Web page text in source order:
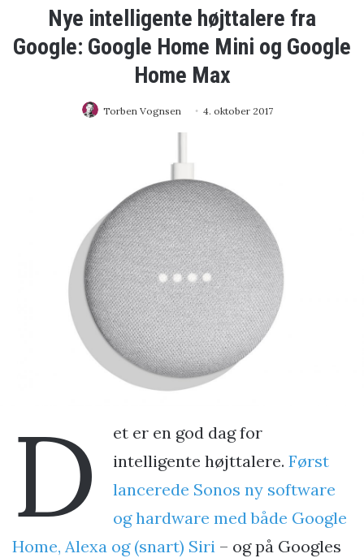
Nye intelligente højttalere fra
Google: Google Home Mini og Google
Home Max
Torben Vognsen 4. oktober 2017
D
et er en god dag for
intelligente højttalere. Først
lancerede Sonos ny software
og hardware med både Google
Home, Alexa og (snart) Siri – og på Googles